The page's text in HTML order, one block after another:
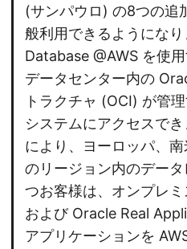
(サンパウロ) の8つの追
般利用できるようにな
Database @AWS を使
データセンター内の
トラクチャ (OCI) が管
システムにアクセスで
により、ヨーロッパ、
のリージョン内のデー
つお客様は、オンプレ
および Oracle Real
アプリケーションを